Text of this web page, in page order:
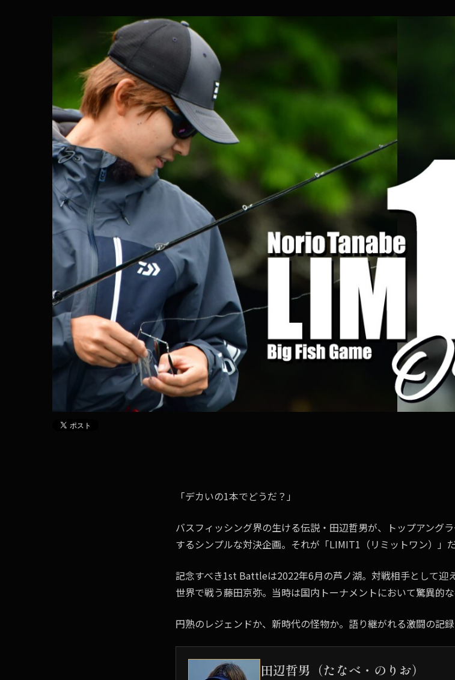
「デカいの1本でどうだ？」
バスフィッシング界の生ける伝説・田辺哲男が、トップアング
するシンプルな対決企画。それが「LIMIT1（リミットワン）」だ
記念すべき1st Battleは2022年6月の芦ノ湖。対戦相手として迎
世界で戦う藤田京弥。当時は国内トーナメントにおいて驚異的
円熟のレジェンドか、新時代の怪物か。語り継がれる激闘の記録
田辺哲男（たなべ・のりお）